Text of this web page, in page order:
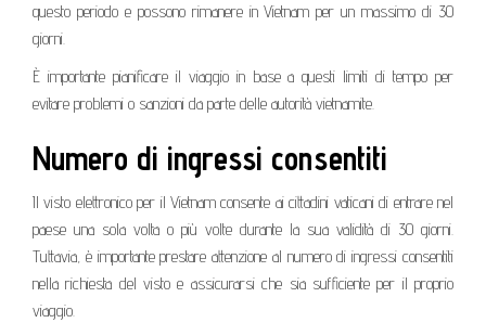
questo periodo e possono rimanere in Vietnam per un massimo di 30
giorni.
È importante pianificare il viaggio in base a questi limiti di tempo per
evitare problemi o sanzioni da parte delle autorità vietnamite.
Numero di ingressi consentiti
Il visto elettronico per il Vietnam consente ai cittadini vaticani di entrare nel
paese una sola volta o più volte durante la sua validità di 30 giorni.
Tuttavia, è importante prestare attenzione al numero di ingressi consentiti
nella richiesta del visto e assicurarsi che sia sufficiente per il proprio
viaggio.